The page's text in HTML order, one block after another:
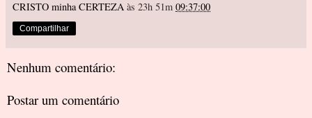
CRISTO minha CERTEZA às 23h 51m 09:37:00
Compartilhar
Nenhum comentário:
Postar um comentário